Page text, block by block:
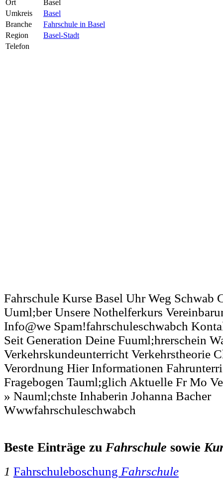
Ort
Basel
Umkreis
Basel
Branche
Fahrschule in Basel
Region
Basel-Stadt
Telefon
Fahrschule Kurse Basel Uhr Weg Schwab
Uuml;ber Unsere Nothelferkurs
Info@we Spam!fahrschuleschwabch
Seit Generation Deine Fuuml;hrerschein
Verkehrskundeunterricht Verkehrstheorie
Verordnung Hier Informationen
Fragebogen Tauml;glich Aktuelle Fr Mo
» Nauml;chste Inhaberin Johanna Bacher
Wwwfahrschuleschwabch
Beste Einträge zu Fahrschule sowie
1 Fahrschuleboschung Fahrschule